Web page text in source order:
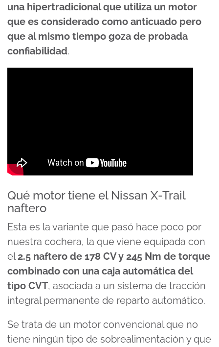
una hipertradicional que utiliza un motor
que es considerado como anticuado pero
que al mismo tiempo goza de probada
confiabilidad.
Qué motor tiene el Nissan X-Trail
naftero
Esta es la variante que pasó hace poco por
nuestra cochera, la que viene equipada con
el2.5 naftero de 178 CV y 245 Nm de torque
combinado con una caja automática del
tipo CVT, asociada a un sistema de tracción
integral permanente de reparto automático.
Se trata de un motor convencional que no
tiene ningún tipo de sobrealimentación y que